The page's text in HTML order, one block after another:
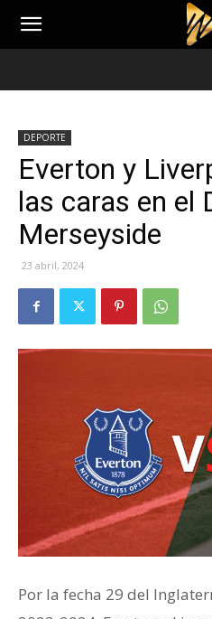
DEPORTE
Everton y
las caras en el
Merseyside
23 abril, 2024
Por la fecha 29 del